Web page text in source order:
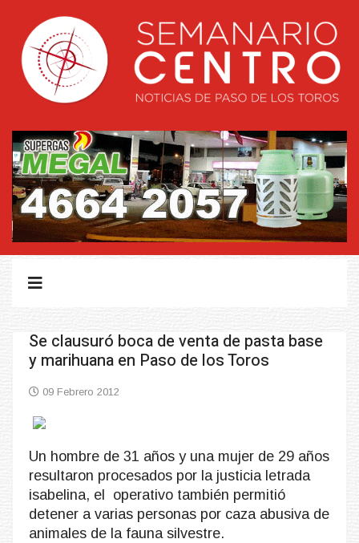
Se clausuró boca de venta de pasta base
y marihuana en Paso de los Toros
09 Febrero 2012
Un hombre de 31 años y una mujer de 29 años
resultaron procesados por la justicia letrada
isabelina, el operativo también permitió
detener a varias personas por caza abusiva de
animales de la fauna silvestre.